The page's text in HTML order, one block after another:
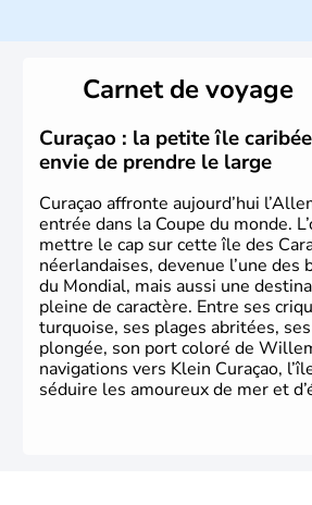
lesquelles bénéficient d'une grande
peut se targuer de grands noms qu'il
les domaines, des arts à la
philosophie. Hertz, Gutenberg,
Herman Hesse ou bien Hegel en font
Carnet de voyage
Curaçao : la petite île
envie de prendre le large
Curaçao affronte aujourd’hui
entrée dans la Coupe du monde.
mettre le cap sur cette île des
néerlandaises, devenue l’une des
du Mondial, mais aussi une
pleine de caractère. Entre ses
turquoise, ses plages abritées,
plongée, son port coloré de
navigations vers Klein Curaçao,
séduire les amoureux de mer et